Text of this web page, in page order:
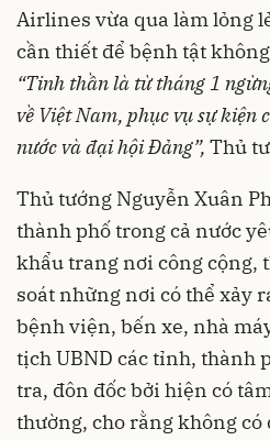
Airlines vừa qua làm lỏng
cần thiết để bệnh tật
“Tinh thần là từ tháng 1
về Việt Nam, phục vụ sự
nước và đại hội Đảng”, Thủ
Thủ tướng Nguyễn Xuân
thành phố trong cả nước
khẩu trang nơi công cộng,
soát những nơi có thể xảy
bệnh viện, bến xe, nhà
tịch UBND các tỉnh, thành
tra, đôn đốc bởi hiện có
thường, cho rằng không